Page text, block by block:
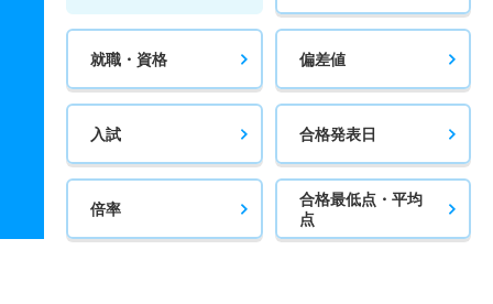
就職・資格 偏差値
入試 合格発表日
倍率
合格最低点・平均
点